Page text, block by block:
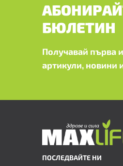
БЮЛЕТИН
Получавай първа
артикули, новини
ПОСЛЕДВАЙТЕ НИ